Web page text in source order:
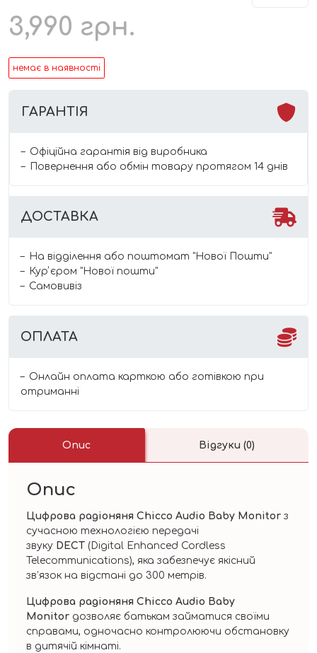
3,990 грн.
немає в наявності
ГАРАНТІЯ
Офіційна гарантія від виробника
Повернення або обмін товару протягом 14 днів
ДОСТАВКА
На відділення або поштомат "Нової Пошти"
Курʼєром "Нової пошти"
Самовивіз
ОПЛАТА
Онлайн оплата карткою або готівкою при
отриманні
Опис Відгуки (0)
Опис
Цифрова радіоняня Chicco Audio Baby Monitorз
сучасною технологією передачі
звуку DECT(Digital Enhanced Cordless
Telecommunications), яка забезпечує якісний
зв’язок на відстані до 300 метрів.
Цифрова радіоняня Chicco Audio Baby
Monitorдозволяє батькам займатися своїми
справами, одночасно контролюючи обстановку
в дитячій кімнаті.